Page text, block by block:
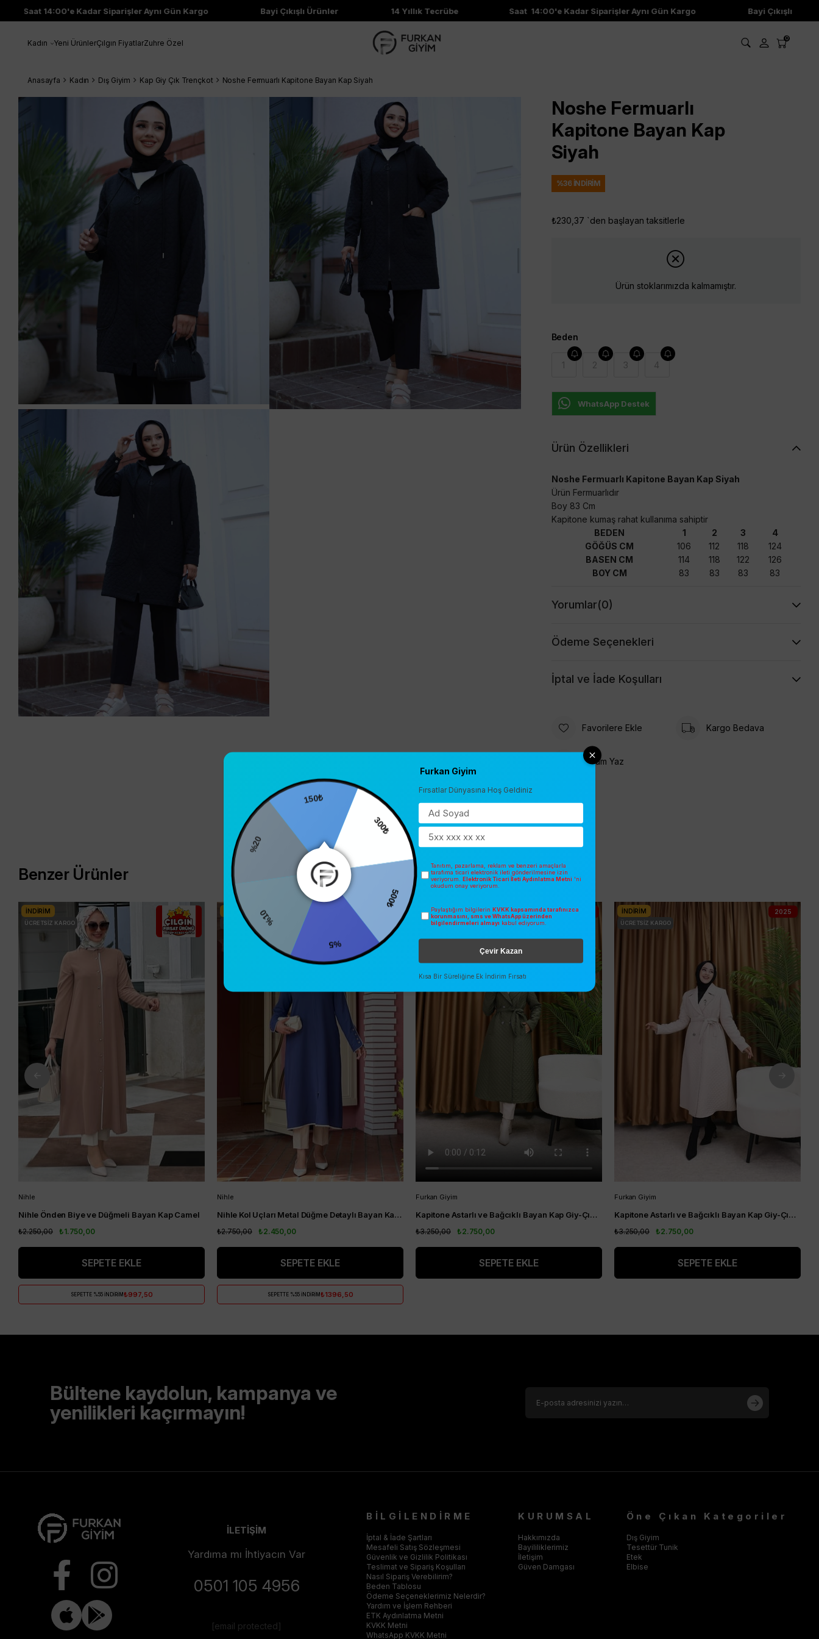
Saat 14:00'e Kadar Siparişler Aynı Gün Kargo Bayi Çıkışlı Ürünler 14 Yıllık Tecrübe Saat 14:00'e Kadar Siparişler Aynı Gün Kargo Bayi Çıkışlı Ürünler
Kadın Yeni ÜrünlerÇılgın FiyatlarZuhre Özel 0
Anasayfa Kadın Dış Giyim Kap Giy Çık Trençkot Noshe Fermuarlı Kapitone Bayan Kap Siyah
Noshe Fermuarlı
Kapitone Bayan Kap
Siyah
%36 İNDIRIM
₺230,37 `den başlayan taksitlerle
Ürün stoklarımızda kalmamıştır.
Beden
1 2 3 4
WhatsApp Destek
Ürün Özellikleri
Noshe Fermuarlı Kapitone Bayan Kap Siyah
Ürün Fermuarlıdır
Boy 83 Cm
Kapitone kumaş rahat kullanıma sahiptir
BEDEN
1 2 3
4
GÖĞÜS CM
106 112 118
124
BASEN CM
114 118 122
126
BOY CM
83 83 83 83
Yorumlar(0)
Ödeme Seçenekleri
İptal ve İade Koşulları
Favorilere Ekle Kargo Bedava
Yorum Yaz
Benzer Ürünler
Nihle
Nihle Önden Biye ve Düğmeli Bayan Kap Camel
₺1.750,00
₺2.250,00
SEPETE EKLE
SEPETTE %55 İNDİRİM ₺997,50
İNDIRIM
ÜCRETSIZ KARGO
Nihle
Nihle Kol Uçları Metal Düğme Detaylı Bayan Kap İndigo
₺2.450,00
₺2.750,00
SEPETE EKLE
SEPETTE %55 İNDİRİM ₺1396,50
İNDIRIM
ÜCRETSIZ KARGO
Furkan Giyim
Kapitone Astarlı ve Bağcıklı Bayan Kap Giy-Çık Haki
₺2.750,00
₺3.250,00
SEPETE EKLE
İNDIRIM
ÜCRETSIZ KARGO
2025
Furkan Giyim
Kapitone Astarlı ve Bağcıklı Bayan Kap Giy-Çık Krem
₺2.750,00
₺3.250,00
SEPETE EKLE
İNDIRIM
ÜCRETSIZ KARGO
2025
Bültene kaydolun, kampanya ve
yenilikleri kaçırmayın!
İLETİŞİM
Yardıma mı İhtiyacın Var
0501 105 4956
[email protected]
BİLGİLENDİRME
İptal & İade Şartları
Mesafeli Satış Sözleşmesi
Güvenlik ve Gizlilik Politikası
Teslimat ve Sipariş Koşulları
Nasıl Sipariş Verebilirim?
Beden Tablosu
Ödeme Seçeneklerimiz Nelerdir?
Yardım ve İşlem Rehberi
ETK Aydınlatma Metni
KVKK Metni
WhatsApp KVKK Metni
KURUMSAL
Hakkımızda
Bayililiklerimiz
İletişim
Güven Damgası
Öne Çıkan Kategoriler
Dış Giyim
Tesettür Tunik
Etek
Elbise
150₺
300₺
500₺
Furkan Giyim
Fırsatlar Dünyasına Hoş Geldiniz
Tanıtım, pazarlama, reklam ve benzeri amaçlarla
tarafıma ticari elektronik ileti gönderilmesine izin
veriyorum. Elektronik Ticari İleti Aydınlatma Metni 'ni
okudum onay veriyorum.
Paylaştığım bilgilerin KVKK kapsamında tarafınızca
korunmasını, sms ve WhatsApp üzerinden
bilgilendirmeleri almayı kabul ediyorum.
Çevir Kazan
Kısa Bir Süreliğine Ek İndirim Fırsatı